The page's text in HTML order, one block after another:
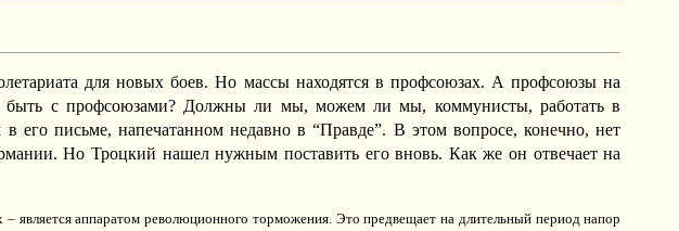
для новых боев. Но массы находятся в профсоюзах. А профсоюзы на
быть с профсоюзами? Должны ли мы, можем ли мы, коммунисты, работать в
письме, напечатанном недавно в “Правде”. В этом вопросе, конечно, нет
Но Троцкий нашел нужным поставить его вновь. Как же он отвечает на
является аппаратом революционного торможения. Это предвещает на длительный период напор